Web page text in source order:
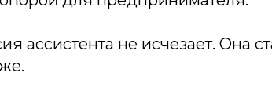
ассистента не исчезает. Она